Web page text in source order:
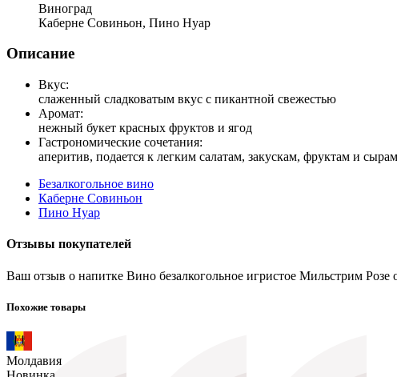
Виноград
Каберне Совиньон, Пино Нуар
Описание
Вкус:
слаженный сладковатым вкус с пикантной свежестью
Аромат:
нежный букет красных фруктов и ягод
Гастрономические сочетания:
аперитив, подается к легким салатам, закускам, фруктам и сырам
Безалкогольное вино
Каберне Совиньон
Пино Нуар
Отзывы покупателей
Ваш отзыв о напитке Вино безалкогольное игристое Мильстрим
Похожие товары
Молдавия